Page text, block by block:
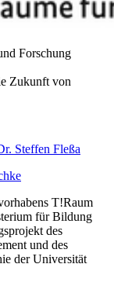
Forschung
von
Steffen Fleßa
T!Raum
für Bildung
des
und des
der Universität